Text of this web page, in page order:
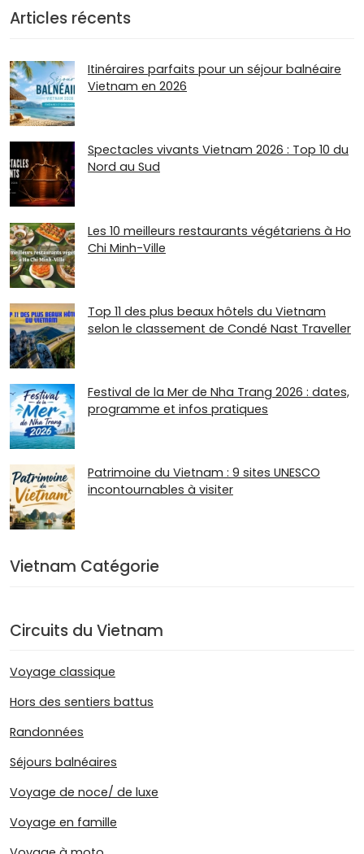
Articles récents
Itinéraires parfaits pour un séjour balnéaire
Vietnam en 2026
Spectacles vivants Vietnam 2026 : Top 10 du
Nord au Sud
Les 10 meilleurs restaurants végétariens à Ho
Chi Minh-Ville
Top 11 des plus beaux hôtels du Vietnam
selon le classement de Condé Nast Traveller
Festival de la Mer de Nha Trang 2026 : dates,
programme et infos pratiques
Patrimoine du Vietnam : 9 sites UNESCO
incontournables à visiter
Vietnam Catégorie
Circuits du Vietnam
Voyage classique
Hors des sentiers battus
Randonnées
Séjours balnéaires
Voyage de noce/ de luxe
Voyage en famille